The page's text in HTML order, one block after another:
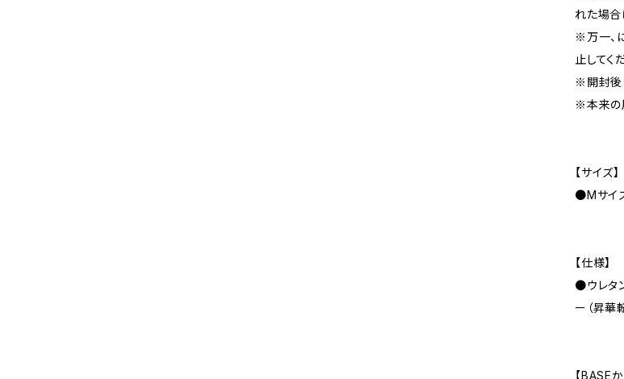
れた場合
※万一、
止してく
※開封後
※本来の
【サイズ】
●Mサイ
【仕様】
●ウレタ
ー（昇華
【BASE